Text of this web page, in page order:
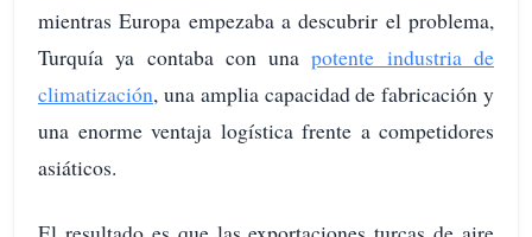
mientras Europa empezaba a descubrir el problema,
Turquía ya contaba con unapotente industria de
climatización, una amplia capacidad de fabricación y
una enorme ventaja logística frente a competidores
asiáticos.